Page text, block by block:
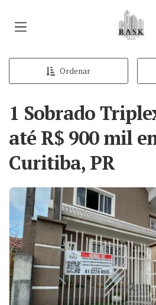
Página
Ordenar
1 Sobrado
até R$ 900 mil
Curitiba, PR